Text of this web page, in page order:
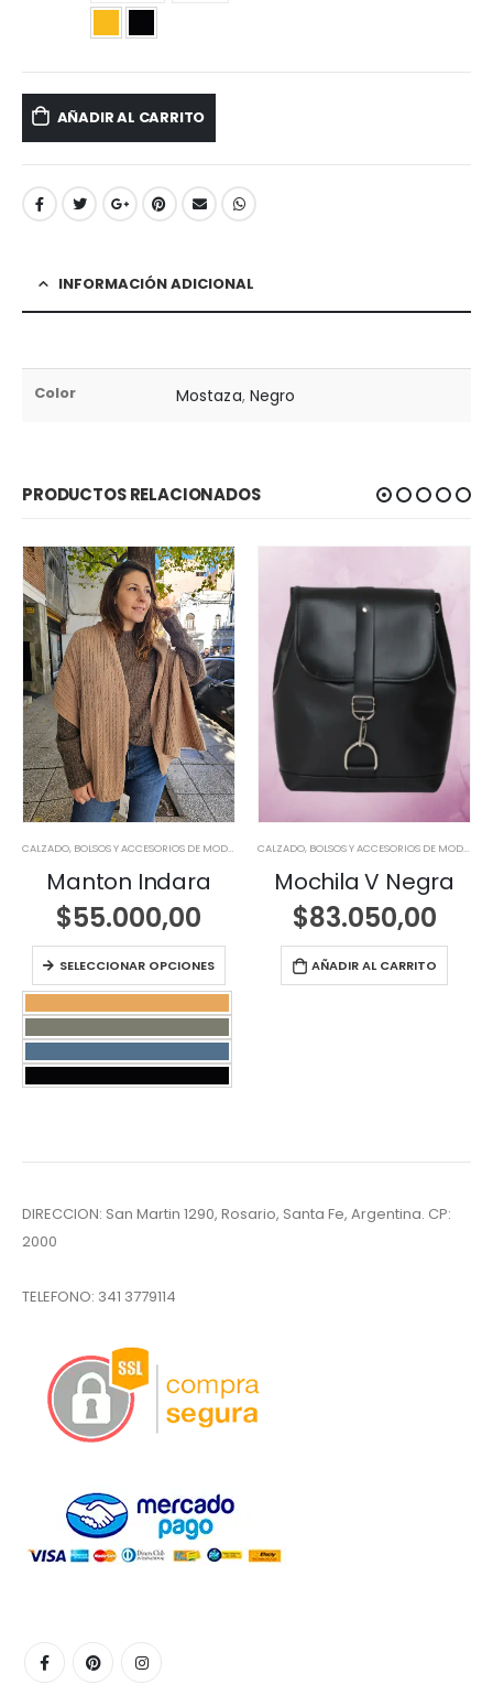
AÑADIR AL CARRITO
INFORMACIÓN ADICIONAL
Color Mostaza, Negro
PRODUCTOS RELACIONADOS
CALZADO, BOLSOS Y ACCESORIOS DE MODA NOVEDADES,NOVEDADES
Manton Indara
$55.000,00
SELECCIONAR OPCIONES
CALZADO, BOLSOS Y ACCESORIOS DE MODA
Mochila V Negra
$83.050,00
AÑADIR AL CARRITO
DIRECCION: San Martin 1290, Rosario, Santa Fe, Argentina. CP:
2000
TELEFONO: 341 3779114